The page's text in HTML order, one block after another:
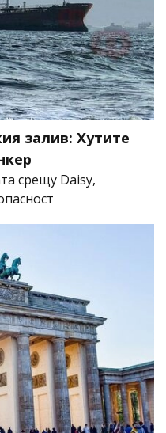
залив: Хутите
срещу Daisy,